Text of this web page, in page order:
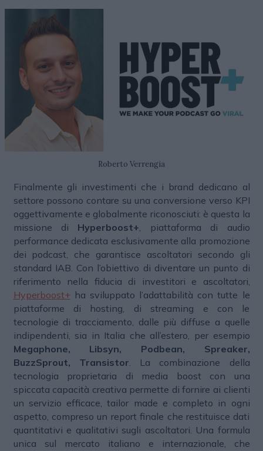
Roberto Verrengia
Finalmente gli investimenti che i brand dedicano al
settore possono contare su una conversione verso KPI
oggettivamente e globalmente riconosciuti: è questa la
missione di Hyperboost+, piattaforma di audio
performance dedicata esclusivamente alla promozione
dei podcast, che garantisce ascoltatori secondo gli
standard IAB. Con l’obiettivo di diventare un punto di
riferimento nella fiducia di investitori e ascoltatori,
Hyperboost+ha sviluppato l’adattabilità con tutte le
piattaforme di hosting, di streaming e con le
tecnologie di tracciamento, dalle più diffuse a quelle
indipendenti, sia in Italia che all’estero, per esempio
Megaphone, Libsyn, Podbean, Spreaker,
BuzzSprout, Transistor. La combinazione della
tecnologia proprietaria di media boost con una
spiccata capacità creativa permette di fornire ai clienti
un servizio efficace, tailor made e completo in ogni
aspetto, compreso un report finale che restituisce dati
quantitativi e qualitativi sugli ascoltatori. Una formula
unica sul mercato italiano e internazionale, che